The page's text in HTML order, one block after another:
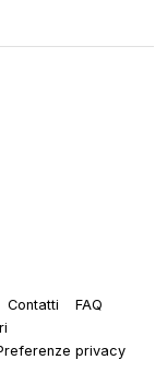
Contatti
FAQ
privacy